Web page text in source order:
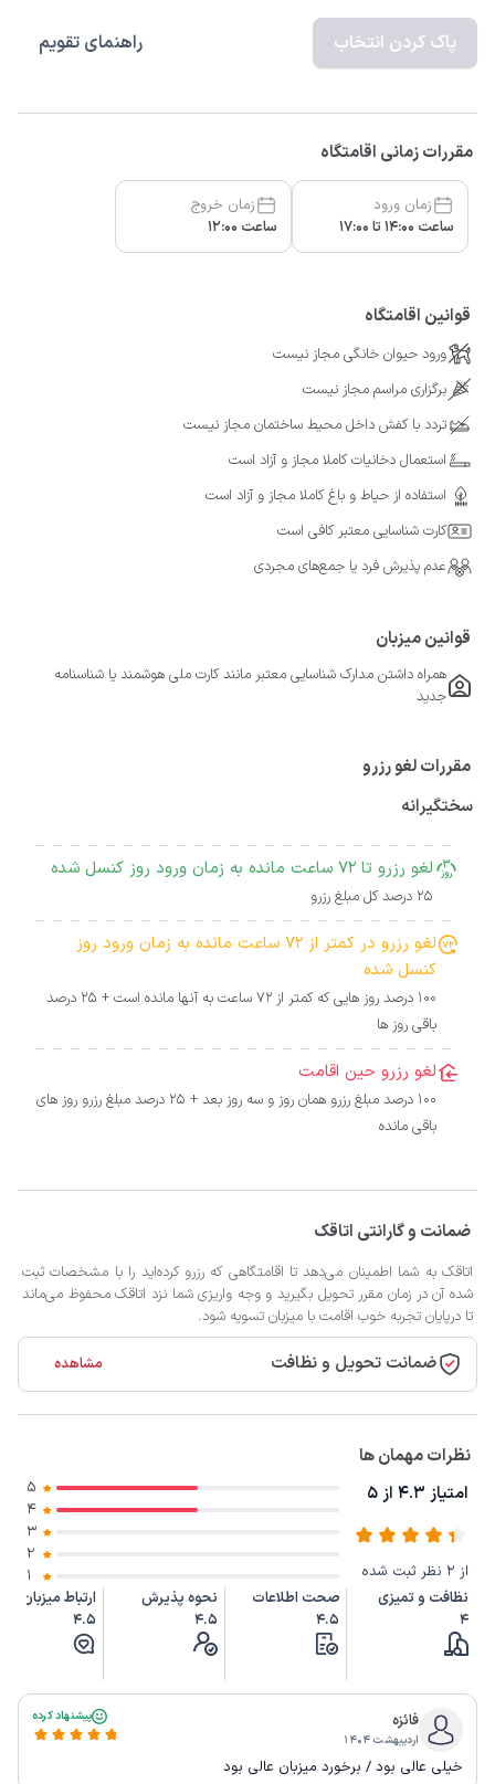
پاک کردن انتخاب راهنمای تقویم
مقررات زمانی اقامتگاه
زمان ورود
ساعت 14:00 تا 17:00
زمان خروج
ساعت 12:00
قوانین اقامتگاه
ورود حیوان خانگی مجاز نیست
برگزاری مراسم مجاز نیست
تردد با کفش داخل محیط ساختمان مجاز نیست
استعمال دخانیات کاملا مجاز و آزاد است
استفاده از حیاط و باغ کاملا مجاز و آزاد است
کارت شناسایی معتبر کافی است
عدم پذیرش فرد یا جمع‌های مجردی
قوانین میزبان
همراه داشتن مدارک شناسایی معتبر مانند کارت ملی هوشمند یا شناسنامه
جدید
مقررات لغو رزرو
سختگیرانه
لغو رزرو تا 72 ساعت مانده به زمان ورود روز کنسل شده
25 درصد کل مبلغ رزرو
لغو رزرو در کمتر از 72 ساعت مانده به زمان ورود روز
کنسل شده
100 درصد روز هایی که کمتر از 72 ساعت به آنها مانده است + 25 درصد
باقی روز ها
لغو رزرو حین اقامت
100 درصد مبلغ رزرو همان روز و سه روز بعد + 25 درصد مبلغ رزرو روز های
باقی مانده
ضمانت و گارانتی اتاقک
اتاقک به شما اطمینان می‌دهد تا اقامتگاهی که رزرو کرده‌اید را با مشخصات ثبت
شده آن در زمان مقرر تحویل بگیرید و وجه واریزی شما نزد اتاقک محفوظ می‌ماند
تا درپایان تجربه خوب اقامت با میزبان تسویه شود.
ضمانت تحویل و نظافت مشاهده
نظرات مهمان ها
امتیاز 4.3 از 5
از 2 نظر ثبت شده
5
4
3
2
1
نظافت و تمیزی
4
صحت اطلاعات
4.5
نحوه پذیرش
4.5
ارتباط میزبان
4.5
فائزه
اردیبهشت ۱۴۰۴
پیشنهاد کرده
خیلی عالی بود / برخورد میزبان عالی بود